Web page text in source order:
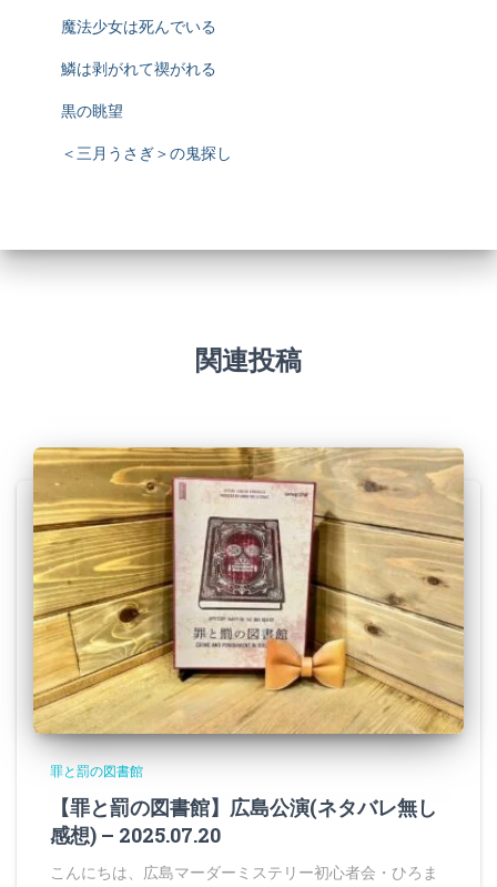
魔法少女は死んでいる
鱗は剥がれて禊がれる
黒の眺望
＜三月うさぎ＞の鬼探し
関連投稿
罪と罰の図書館
【罪と罰の図書館】広島公演(ネタバレ無し
感想) – 2025.07.20
こんにちは、広島マーダーミステリー初心者会・ひろま